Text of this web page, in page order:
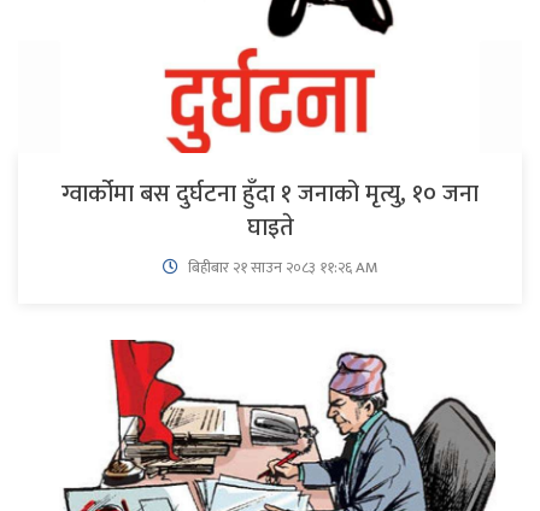
ग्वार्कोमा बस दुर्घटना हुँदा १ जनाको मृत्यु, १० जना
घाइते
बिहीबार २१ साउन २०८३ ११:२६ AM